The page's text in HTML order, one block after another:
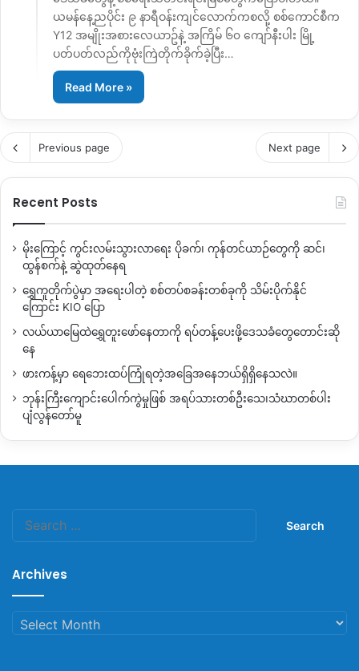
ယမန်နေ့ညပိုင်း ၉ နာရီဝန်းကျင်လောက်ကစလို့ စစ်ကောင်စီက
Y12 အမျိုးအစားလေယာဥ်နဲ့ အကြိမ် ၆၀ ကျော်နီးပါး မြို့
ပတ်ပတ်လည်ကိုဗုံးကြဲတိုက်ခိုက်ခဲ့ပြီး…
Read More »
Previous page Next page
Recent Posts
မိုးကြောင့် ကွင်းလမ်းသွားလာရေး ပိုခက်၊ ကုန်တင်ယာဉ်တွေကို ဆင်၊
ထွန်စက်နဲ့ ဆွဲထုတ်နေရ
ရွှေကူတိုက်ပွဲမှာ အရေးပါတဲ့ စစ်တပ်စခန်းတစ်ခုကို သိမ်းပိုက်နိုင်
ကြောင်း KIO ပြော
လယ်ယာမြေထဲရွှေတူးဖော်နေတာကို ရပ်တန့်ပေးဖို့ဒေသခံတွေတောင်းဆို
နေ
ဖားကန့်မှာ ရေဘေးထပ်ကြုံရတဲ့အခြေအနေဘယ်ရှိရှိနေသလဲ။
ဘုန်းကြီးကျောင်းပေါက်ကွဲမှုဖြစ် အရပ်သားတစ်ဦးသေ၊သံဃာတစ်ပါး
ပျံလွန်တော်မူ
Archives
Archives